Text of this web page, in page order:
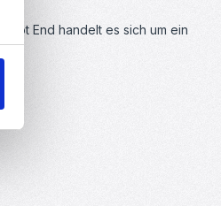
End handelt es sich um ein